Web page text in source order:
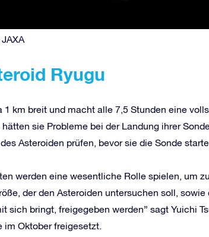
Ryugu
1 km breit und macht alle 7,5 Stunden eine
sie Probleme bei der Landung ihrer
Asteroiden prüfen, bevor sie die Sonde
werden eine wesentliche Rolle spielen, um
der den Asteroiden untersuchen soll,
sich bringt, freigegeben werden” sagt Yuichi
im Oktober freigesetzt.